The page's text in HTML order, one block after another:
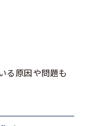
る原因や問題も